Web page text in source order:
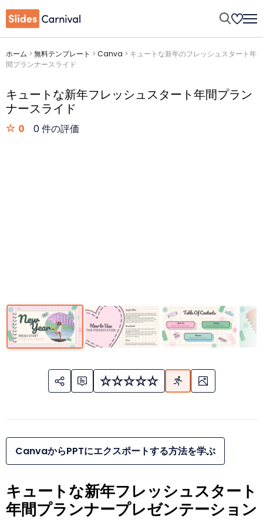
ホーム > 無料テンプレート > Canva > キュートな新年のフレッシュスタート年
間プランナースライド
キュートな新年フレッシュスタート年間プラン
ナースライド
0 0 件の評価
CanvaからPPTにエクスポートする方法を学ぶ
キュートな新年フレッシュスタート
年間プランナープレゼンテーション